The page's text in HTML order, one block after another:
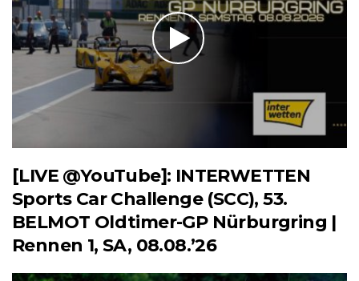
[LIVE @YouTube]: INTERWETTEN
Sports Car Challenge (SCC), 53.
BELMOT Oldtimer-GP Nürburgring |
Rennen 1, SA, 08.08.’26